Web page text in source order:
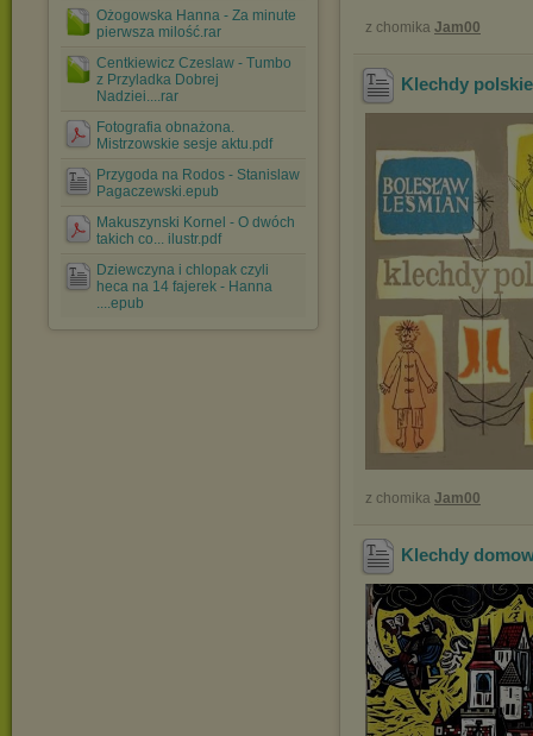
Ożogowska Hanna - Za minute
pierwsza milość.rar
Centkiewicz Czeslaw - Tumbo
z Przyladka Dobrej
Nadziei....rar
Fotografia obnażona.
Mistrzowskie sesje aktu.pdf
Przygoda na Rodos - Stanislaw
Pagaczewski.epub
Makuszynski Kornel - O dwóch
takich co... ilustr.pdf
Dziewczyna i chlopak czyli
heca na 14 fajerek - Hanna
....epub
z chomika Jam00
Klechdy
z chomika Jam00
Klechdy